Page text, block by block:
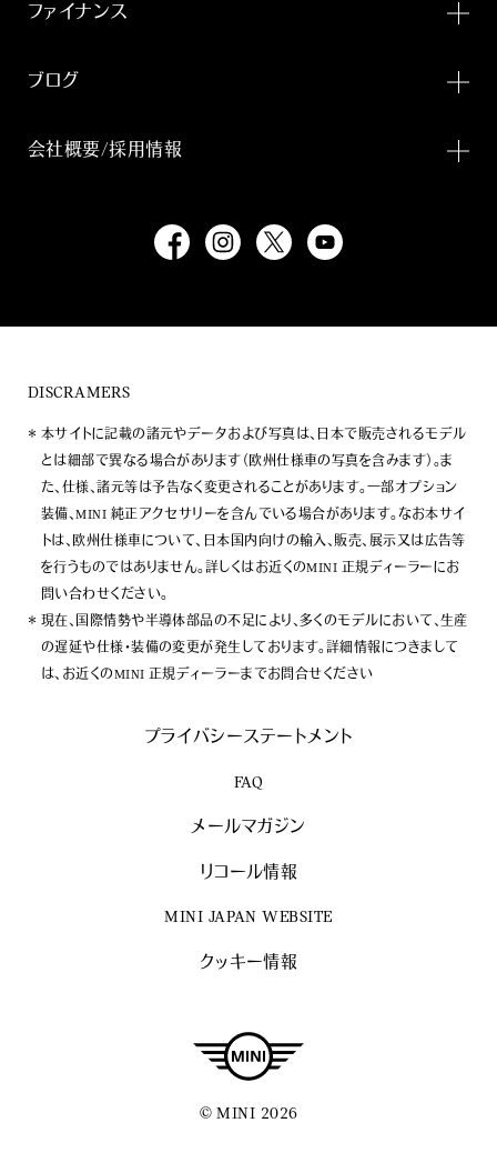
ファイナンス
ブログ
会社概要/採用情報
DISCRAMERS
本サイトに記載の諸元やデータおよび写真は、日本で販売されるモデル
とは細部で異なる場合があります（欧州仕様車の写真を含みます）。ま
た、仕様、諸元等は予告なく変更されることがあります。一部オプション
装備、MINI 純正アクセサリーを含んでいる場合があります。なお本サイ
トは、欧州仕様車について、日本国内向けの輸入、販売、展示又は広告等
を行うものではありません。詳しくはお近くのMINI 正規ディーラーにお
問い合わせください。
現在、国際情勢や半導体部品の不足により、多くのモデルにおいて、生産
の遅延や仕様・装備の変更が発生しております。詳細情報につきまして
は、お近くのMINI 正規ディーラーまでお問合せください
プライバシーステートメント
FAQ
メールマガジン
リコール情報
MINI JAPAN WEBSITE
クッキー情報
© MINI 2026